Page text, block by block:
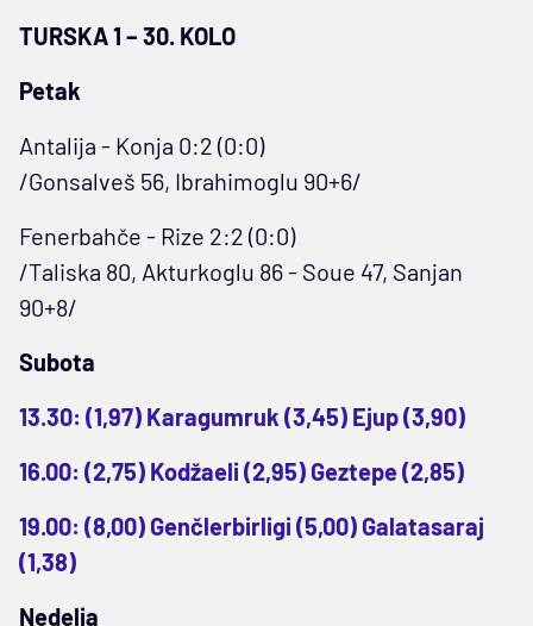
TURSKA 1 – 30. KOLO
Petak
Antalija - Konja 0:2 (0:0)
/Gonsalveš 56, Ibrahimoglu 90+6/
Fenerbahče - Rize 2:2 (0:0)
/Taliska 80, Akturkoglu 86 - Soue 47, Sanjan
90+8/
Subota
13.30: (1,97) Karagumruk (3,45) Ejup (3,90)
16.00: (2,75) Kodžaeli (2,95) Geztepe (2,85)
19.00: (8,00) Genčlerbirligi (5,00) Galatasaraj
(1,38)
Nedelja